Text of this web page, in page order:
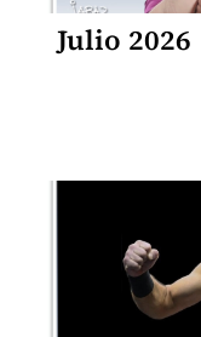
Julio 2026